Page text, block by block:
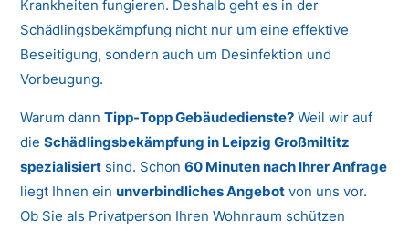
Krankheiten fungieren. Deshalb geht es in der
Schädlingsbekämpfung nicht nur um eine effektive
Beseitigung, sondern auch um Desinfektion und
Vorbeugung.
Warum dannTipp-Topp Gebäudedienste? Weil wir auf
dieSchädlingsbekämpfung in Leipzig Großmiltitz
spezialisiert sind. Schon60 Minuten nach Ihrer Anfrage
liegt Ihnen ein unverbindliches Angebot von uns vor.
Ob Sie als Privatperson Ihren Wohnraum schützen